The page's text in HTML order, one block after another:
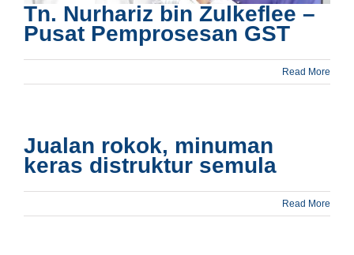
Tn. Nurhariz bin Zulkeflee –
Pusat Pemprosesan GST
Read More
Jualan rokok, minuman
keras distruktur semula
Read More